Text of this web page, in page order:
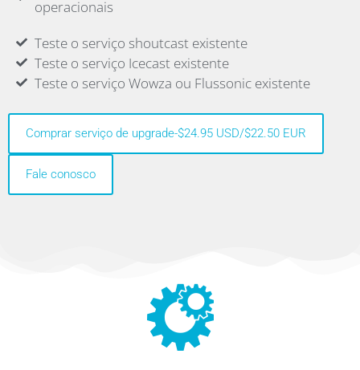
operacionais
Teste o serviço shoutcast existente
Teste o serviço Icecast existente
Teste o serviço Wowza ou Flussonic existente
Comprar serviço de upgrade-$24.95 USD/$22.50 EUR
Fale conosco